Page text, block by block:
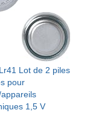
Lot de 2 piles
pour
1,5 V